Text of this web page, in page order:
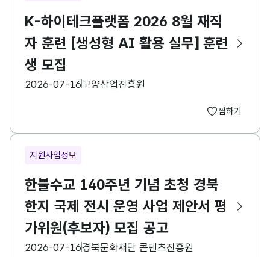
K-하이테크플랫폼 2026 8월 재직
자 훈련 [생성형 AI 활용 실무] 훈련
생 모집
등록일
2026-07-16수집기관고양산업진흥원
찜하기
지원사업정보
한불수교 140주년 기념 초청 경북
한지 국제 전시 운영 사업 제안서 평
가위원(후보자) 모집 공고
등록일
2026-07-16수집기관경북문화재단 콘텐츠진흥원